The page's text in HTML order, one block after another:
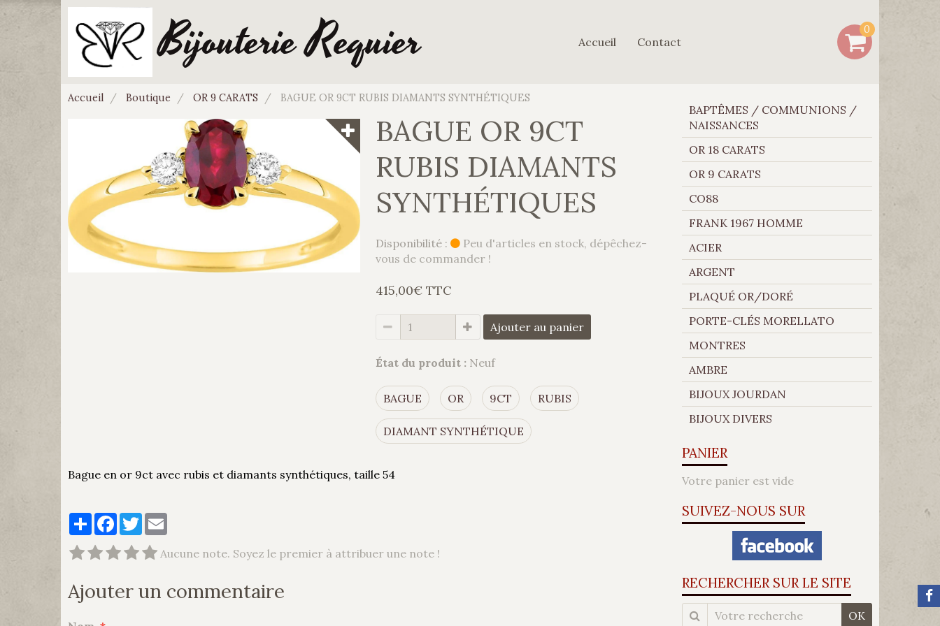
Bijouterie Requier Accueil Contact
0
Accueil Boutique OR 9 CARATS BAGUE OR 9CT RUBIS DIAMANTS SYNTHÉTIQUES
BAGUE OR 9CT
RUBIS DIAMANTS
SYNTHÉTIQUES
Disponibilité :
Peu d'articles en stock, dépêchez-
vous de commander !
415,00€ TTC
Ajouter au panier
État du produit : Neuf
BAGUE OR 9CT RUBIS
DIAMANT SYNTHÉTIQUE
Bague en or 9ct avec rubis et diamants synthétiques, taille 54
PartagerFacebook
Twitter
Aucune note. Soyez le premier à attribuer une note !
Ajouter un commentaire
BAPTÊMES / COMMUNIONS /
NAISSANCES
OR 18 CARATS
OR 9 CARATS
CO88
FRANK 1967 HOMME
ACIER
ARGENT
PLAQUÉ OR/DORÉ
PORTE-CLÉS MORELLATO
MONTRES
AMBRE
BIJOUX JOURDAN
BIJOUX DIVERS
PANIER
Votre panier est vide
SUIVEZ-NOUS SUR
RECHERCHER SUR LE SITE
OK